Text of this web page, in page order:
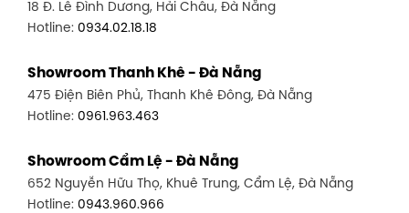
Hotline:0906.256.759
1448 Huỳnh Tấn Phát, Phú Thuận, Quận 7, TP HCM
Hotline:0946.480.580
348 Đ. Bạch Đằng, P. 14, Bình Thạnh, TP HCM
Hotline:0902.716.230
18 Đ. Lê Đình Dương, Hải Châu, Đà Nẵng
Hotline: 0934.02.18.18
Showroom Thanh Khê - Đà Nẵng
475 Điện Biên Phủ, Thanh Khê Đông, Đà Nẵng
Hotline: 0961.963.463
Showroom Cẩm Lệ - Đà Nẵng
652 Nguyễn Hữu Thọ, Khuê Trung, Cẩm Lệ, Đà Nẵng
Hotline: 0943.960.966